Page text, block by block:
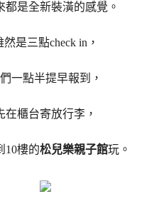
都是全新裝潢的感覺。
然是三點check in，
一點半提早報到，
在櫃台寄放行李，
10樓的松兒樂親子館玩。